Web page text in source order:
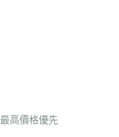
最高價格優先